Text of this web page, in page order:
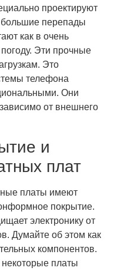
проектируют
перепады
как в очень
Эти прочные
Это
телефона
Они
от внешнего
и
плат
платы имеют
покрытие.
электронику от
Думайте об этом как
компонентов.
платы